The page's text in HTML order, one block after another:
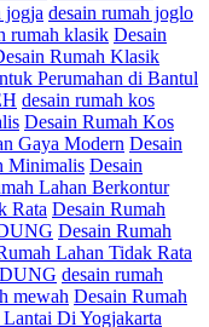
jogja desain rumah joglo
rumah klasik Desain
Rumah Klasik
Perumahan di Bantul
desain rumah kos
Desain Rumah Kos
Gaya Modern Desain
Minimalis Desain
Lahan Berkontur
Rata Desain Rumah
Desain Rumah
Lahan Tidak Rata
desain rumah
mewah Desain Rumah
Di Yogjakarta